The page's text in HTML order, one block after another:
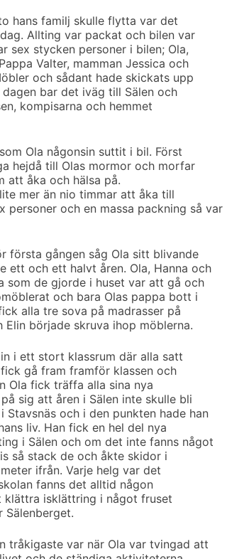
hans familj skulle flytta var det
Allting var packat och bilen var
sex stycken personer i bilen; Ola,
Valter, mamman Jessica och
och sådant hade skickats upp
bar det iväg till Sälen och
kompisarna och hemmet
Ola någonsin suttit i bil. Först
hejdå till Olas mormor och morfar
att åka och hälsa på.
mer än nio timmar att åka till
personer och en massa packning så var
första gången såg Ola sitt blivande
ett och ett halvt åren. Ola, Hanna och
de gjorde i huset var att gå och
och bara Olas pappa bott i
alla tre sova på madrasser på
började skruva ihop möblerna.
i ett stort klassrum där alla satt
gå fram framför klassen och
Ola fick träffa alla sina nya
sig att åren i Sälen inte skulle bli
och i den punkten hade han
liv. Han fick en hel del nya
i Sälen och om det inte fanns något
så stack de och åkte skidor i
ifrån. Varje helg var det
fanns det alltid någon
isklättring i något fruset
tråkigaste var när Ola var tvingad att